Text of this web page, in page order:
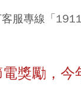
服專線「
獎勵，今